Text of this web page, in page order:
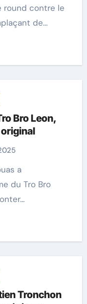
round contre le
de…
Bro Leon,
du Tro Bro
Tronchon